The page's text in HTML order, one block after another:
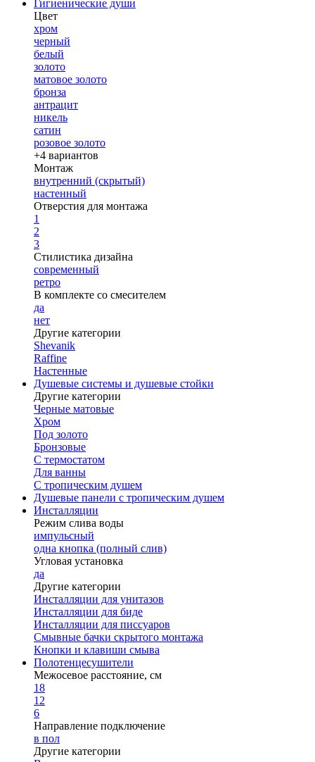
Гигиенические души
Цвет
хром
черный
белый
золото
матовое золото
бронза
антрацит
никель
сатин
розовое золото
+4 вариантов
Монтаж
внутренний (скрытый)
настенный
Отверстия для монтажа
1
2
3
Стилистика дизайна
современный
ретро
В комплекте со смесителем
да
нет
Другие категории
Shevanik
Raffine
Настенные
Душевые системы и душевые стойки
Другие категории
Черные матовые
Хром
Под золото
Бронзовые
С термостатом
Для ванны
С тропическим душем
Душевые панели с тропическим душем
Инсталляции
Режим слива воды
импульсный
одна кнопка (полный слив)
Угловая установка
да
Другие категории
Инсталляции для унитазов
Инсталляции для биде
Инсталляции для писсуаров
Смывные бачки скрытого монтажа
Кнопки и клавиши смыва
Полотенцесушители
Межосевое расстояние, см
18
12
6
Направление подключение
в пол
Другие категории